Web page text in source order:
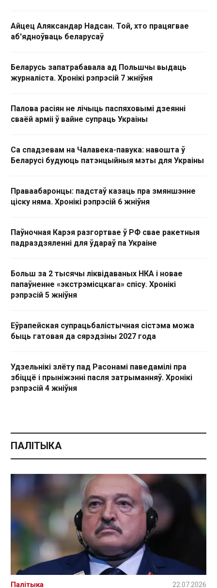
Айцец Аляксандар Надсан. Той, хто працягвае
аб'ядноўваць беларусаў
Беларусь запатрабавала ад Польшчы выдаць
журналіста. Хронікі рэпрэсій 7 жніўня
Палова расіян не лічыць паспяховымі дзеянні
сваёй арміі ў вайне супраць Украіны
Са спадзевам на Чалавека-павука: навошта ў
Беларусі будуюць патэнцыйныя мэты для Украіны
Праваабаронцы: падстаў казаць пра змяншэнне
ціску няма. Хронікі рэпрэсій 6 жніўня
Паўночная Карэя разгортвае ў РФ свае ракетныя
падраздзяленні для ўдараў па Украіне
Больш за 2 тысячы ліквідаваных НКА і новае
папаўненне «экстрэмісцкага» спісу. Хронікі
рэпрэсій 5 жніўня
Еўрапейская супрацьбалістычная сістэма можа
быць гатовая да сярэдзіны 2027 года
Удзельнікі злёту пад Расонамі паведамілі пра
збіццё і прыніжэнні пасля затрыманняў. Хронікі
рэпрэсій 4 жніўня
ПАЛІТЫКА
Палітыка 22.07.2026